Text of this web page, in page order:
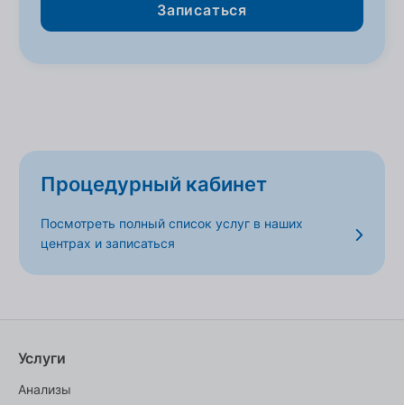
Записаться
Процедурный кабинет
Посмотреть полный список услуг в наших
центрах и записаться
Услуги
Анализы